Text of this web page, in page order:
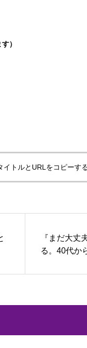
）
イトルとURLをコピーす
『まだ大丈
る。40代か